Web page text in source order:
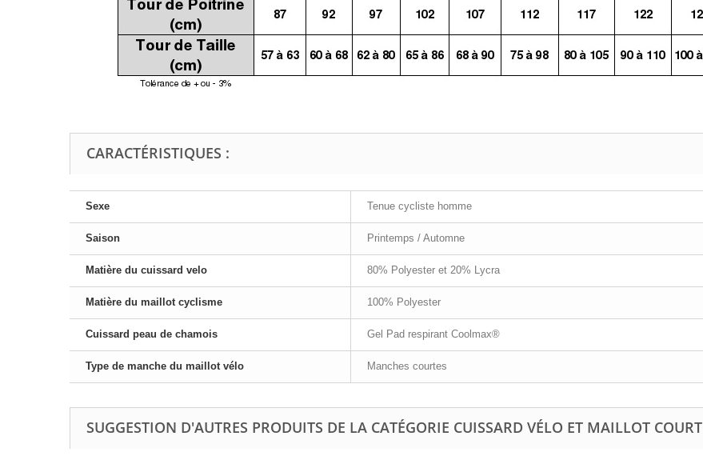
CARACTÉRISTIQUES :
Sexe Tenue cycliste homme
Saison Printemps / Automne
Matière du cuissard velo 80% Polyester et 20% Lycra
Matière du maillot cyclisme 100% Polyester
Cuissard peau de chamois Gel Pad respirant Coolmax®
Type de manche du maillot vélo Manches courtes
SUGGESTION D'AUTRES PRODUITS DE LA CATÉGORIE CUISSARD VÉLO ET MAILLOT COURT